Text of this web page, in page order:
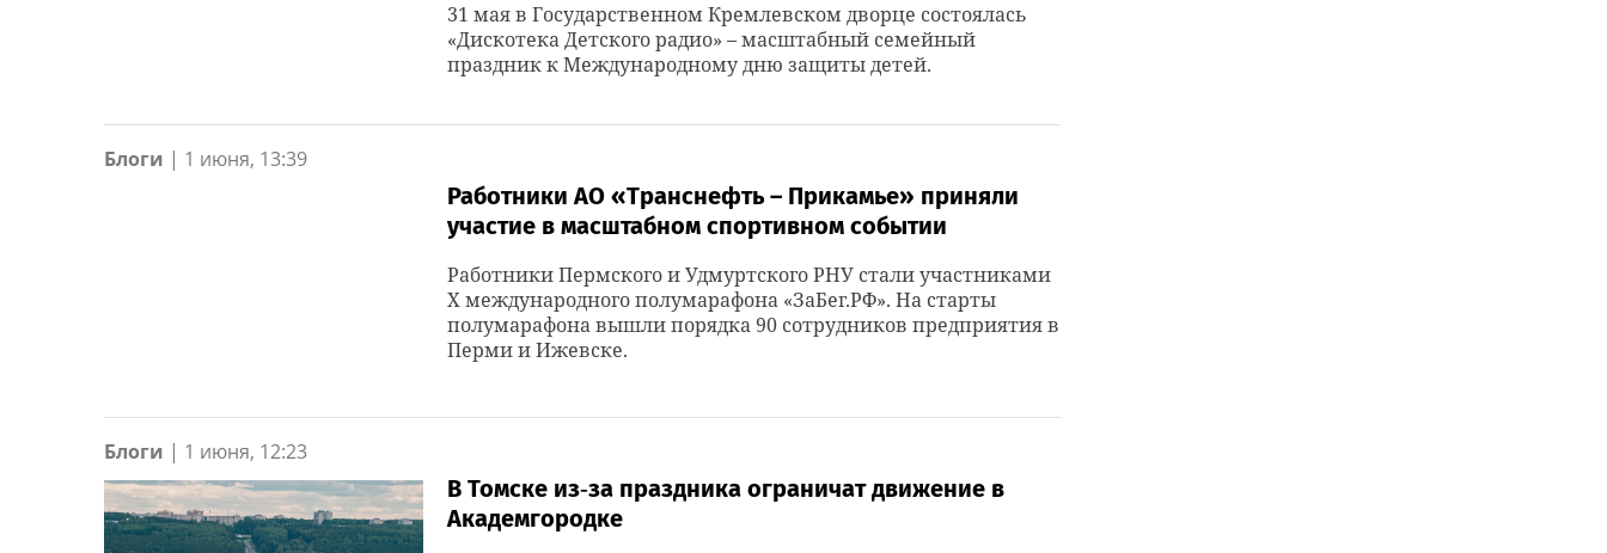
31 мая в Государственном Кремлевском дворце состоялась
«Дискотека Детского радио» – масштабный семейный
праздник к Международному дню защиты детей.
Блоги | 1 июня, 13:39
Работники АО «Транснефть – Прикамье» приняли
участие в масштабном спортивном событии
Работники Пермского и Удмуртского РНУ стали участниками
X международного полумарафона «ЗаБег.РФ». На старты
полумарафона вышли порядка 90 сотрудников предприятия в
Перми и Ижевске.
Блоги | 1 июня, 12:23
В Томске из‑за праздника ограничат движение в
Академгородке